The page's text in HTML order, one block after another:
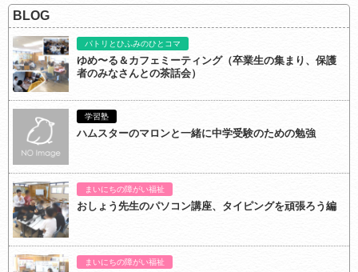
BLOG
パトリとひふみのひとコマ
ゆめ〜る＆カフェミーティング（卒業生の集まり、保護
者のみなさんとの茶話会）
学習塾
ハムスターのマロンと一緒に中学受験のための勉強
まいにちの障がい福祉
おしょう先生のパソコン講座、タイピングを頑張ろう編
まいにちの障がい福祉